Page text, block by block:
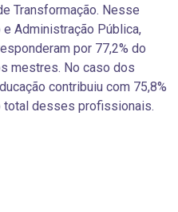
Transformação. Nesse
Administração Pública,
por 77,2% do
mestres. No caso dos
contribuiu com 75,8%
total desses profissionais.